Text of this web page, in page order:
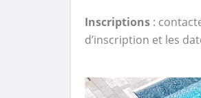
Inscriptions :
d’inscription et les